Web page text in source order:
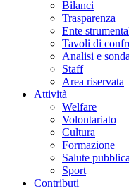
Bilanci
Trasparenza
Ente
Tavoli di
Analisi e
Staff
Area riservata
Attività
Welfare
Volontariato
Cultura
Formazione
Salute pubblica
Sport
Contributi